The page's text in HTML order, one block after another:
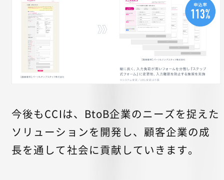
今後もCCIは、BtoB企業のニーズを捉えた
ソリューションを開発し、顧客企業の成
長を通して社会に貢献していきます。